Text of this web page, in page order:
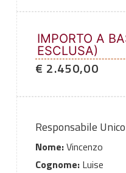
IMPORTO A
ESCLUSA)
€ 2.450,00
Responsabile
Nome:Vincenzo
Cognome:Luise